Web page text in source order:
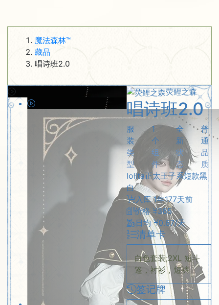
魔法森林™
藏品
唱诗班2.0
荧鲤之森
唱诗班2.0
服
装
类
型
1
个
组
件
全
新
状
态
普
通
品
质
lolita正太王子系短款黑
白
入库 1年177天前
价格
365
日均
0.67/天
清单卡
白色套装;2XL 短斗
篷，衬衫，短裤
签记牌